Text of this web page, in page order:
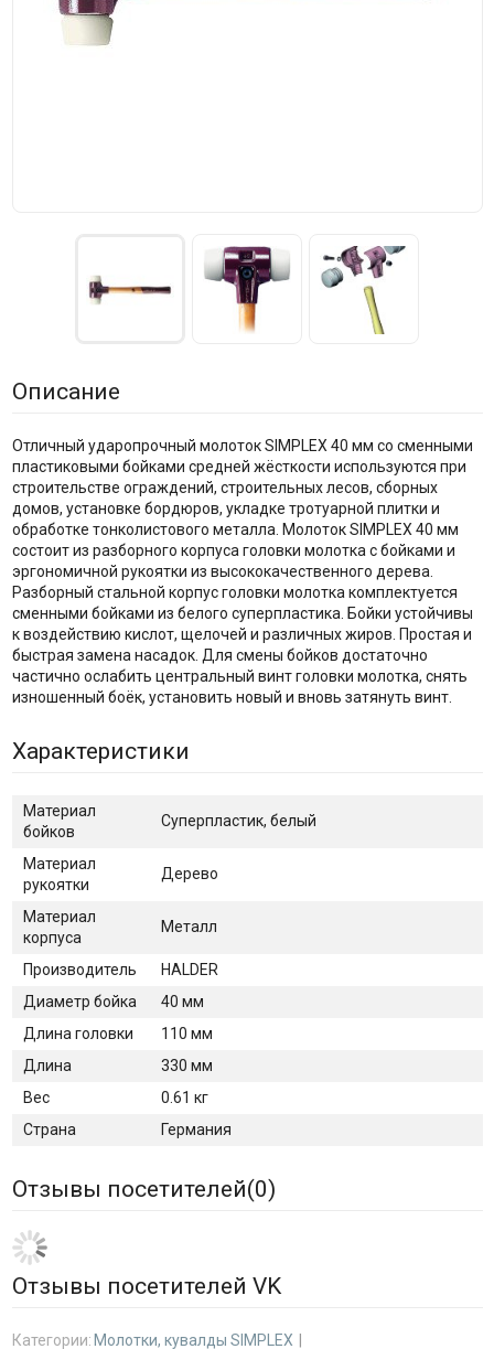
Описание
Отличный ударопрочный молоток SIMPLEX 40 мм со сменными
пластиковыми бойками средней жёсткости используются при
строительстве ограждений, строительных лесов, сборных
домов, установке бордюров, укладке тротуарной плитки и
обработке тонколистового металла. Молоток SIMPLEX 40 мм
состоит из разборного корпуса головки молотка с бойками и
эргономичной рукоятки из высококачественного дерева.
Разборный стальной корпус головки молотка комплектуется
сменными бойками из белого суперпластика. Бойки устойчивы
к воздействию кислот, щелочей и различных жиров. Простая и
быстрая замена насадок. Для смены бойков достаточно
частично ослабить центральный винт головки молотка, снять
изношенный боёк, установить новый и вновь затянуть винт.
Характеристики
Материал
бойков
Суперпластик, белый
Материал
рукоятки
Дерево
Материал
корпуса
Металл
Производитель
HALDER
Диаметр бойка
40 мм
Длина головки
110 мм
Длина
330 мм
Вес
0.61 кг
Страна
Германия
Отзывы посетителей(0)
Отзывы посетителей VK
Категории:Молотки, кувалды SIMPLEX